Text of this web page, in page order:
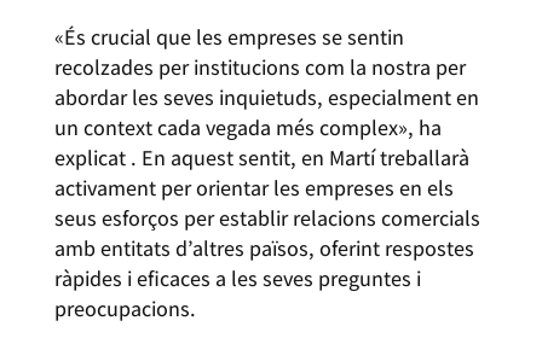
«És crucial que les empreses se sentin
recolzades per institucions com la nostra per
abordar les seves inquietuds, especialment en
un context cada vegada més complex», ha
explicat . En aquest sentit, en Martí treballarà
activament per orientar les empreses en els
seus esforços per establir relacions comercials
amb entitats d’altres països, oferint respostes
ràpides i eficaces a les seves preguntes i
preocupacions.